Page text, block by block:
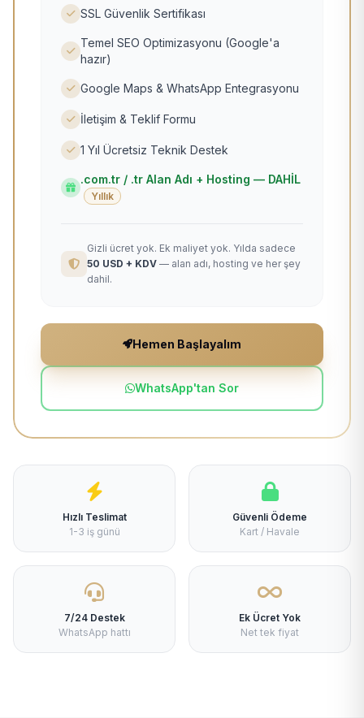
SSL Güvenlik Sertifikası
Temel SEO Optimizasyonu (Google'a
hazır)
Google Maps & WhatsApp Entegrasyonu
İletişim & Teklif Formu
1 Yıl Ücretsiz Teknik Destek
.com.tr / .tr Alan Adı + Hosting — DAHİL
Yıllık
Gizli ücret yok. Ek maliyet yok. Yılda sadece
50 USD + KDV — alan adı, hosting ve her şey
dahil.
Hemen Başlayalım
WhatsApp'tan Sor
Hızlı Teslimat
1-3 iş günü
Güvenli Ödeme
Kart / Havale
7/24 Destek
WhatsApp hattı
Ek Ücret Yok
Net tek fiyat